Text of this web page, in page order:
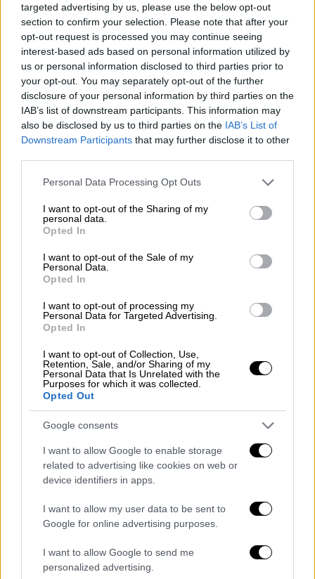
targeted advertising by us, please use the below opt-out
section to confirm your selection. Please note that after your
opt-out request is processed you may continue seeing
interest-based ads based on personal information utilized by
us or personal information disclosed to third parties prior to
your opt-out. You may separately opt-out of the further
disclosure of your personal information by third parties on the
IAB’s list of downstream participants. This information may
also be disclosed by us to third parties on the IAB’s List of
Downstream Participants that may further disclose it to other
Please note that this website/app uses one or more Google
not limited to your visit or usage behaviour. You may click to
grant or deny consent to Google and its third-party tags to
use your data for below specified purposes in below Google
consent section.
Personal Data Processing Opt Outs
I want to opt-out of the Sharing of my
personal data.
Opted In
I want to opt-out of the Sale of my
Personal Data.
Opted In
I want to opt-out of processing my
Personal Data for Targeted Advertising.
Opted In
I want to opt-out of Collection, Use,
Retention, Sale, and/or Sharing of my
Personal Data that Is Unrelated with the
Purposes for which it was collected.
Opted Out
Google consents
I want to allow Google to enable storage
related to advertising like cookies on web or
device identifiers in apps.
I want to allow my user data to be sent to
Google for online advertising purposes.
I want to allow Google to send me
personalized advertising.
Lifestyle |21.08.2024 11:39
Η ανατριχιαστική επιθυμία του Αλέν
Ντελόν που ευτυχώς δεν έγινε
πραγματικότητα
Ο ηθοποιός, που πέθανε σε ηλικία 88 ετών
την Κυριακή, είχε πει ότι επιθυμούσε το
ζώο, ένα 10χρονο βελγικό μαλινουά που
ονομαζόταν Loubo, να «κοιμηθεί» και να
τοποθετηθεί στον τάφο του στο
Douchy στο Loiret, μεταδίδει ο Guardian
Lifestyle|19.08.2024 12:35
Το συγκλονιστικό «αντίο» της Νανάς
Μούσχουρη στον Αλέν Ντελόν:
«Παραμένεις πάντα μέσα στην καρδιά
μου»
Η φιλία και η εκτίμηση που είχαν ο ένας για
τον άλλον